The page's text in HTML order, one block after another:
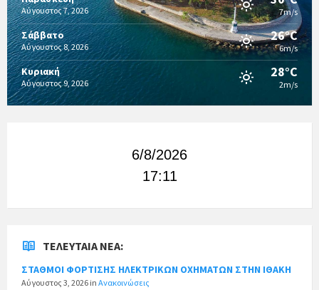
Αύγουστος 7, 2026 7m/s
Σάββατο
Αύγουστος 8, 2026
26°C
6m/s
Κυριακή
Αύγουστος 9, 2026
28°C
2m/s
6/8/2026
17:11
ΤΕΛΕΥΤΑΊΑ ΝΈΑ:
ΣΤΑΘΜΟΙ ΦΟΡΤΙΣΗΣ ΗΛΕΚΤΡΙΚΩΝ ΟΧΗΜΑΤΩΝ ΣΤΗΝ ΙΘΑΚΗ
Αύγουστος 3, 2026 in Ανακοινώσεις